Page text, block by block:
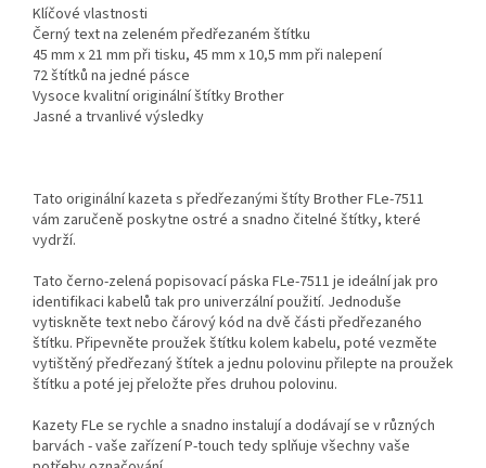
Klíčové vlastnosti
Černý text na zeleném předřezaném štítku
45 mm x 21 mm při tisku, 45 mm x 10,5 mm při nalepení
72 štítků na jedné pásce
Vysoce kvalitní originální štítky Brother
Jasné a trvanlivé výsledky
Tato originální kazeta s předřezanými štíty Brother FLe-7511
vám zaručeně poskytne ostré a snadno čitelné štítky, které
vydrží.
Tato černo-zelená popisovací páska FLe-7511 je ideální jak pro
identifikaci kabelů tak pro univerzální použití. Jednoduše
vytiskněte text nebo čárový kód na dvě části předřezaného
štítku. Připevněte proužek štítku kolem kabelu, poté vezměte
vytištěný předřezaný štítek a jednu polovinu přilepte na proužek
štítku a poté jej přeložte přes druhou polovinu.
Kazety FLe se rychle a snadno instalují a dodávají se v různých
barvách - vaše zařízení P-touch tedy splňuje všechny vaše